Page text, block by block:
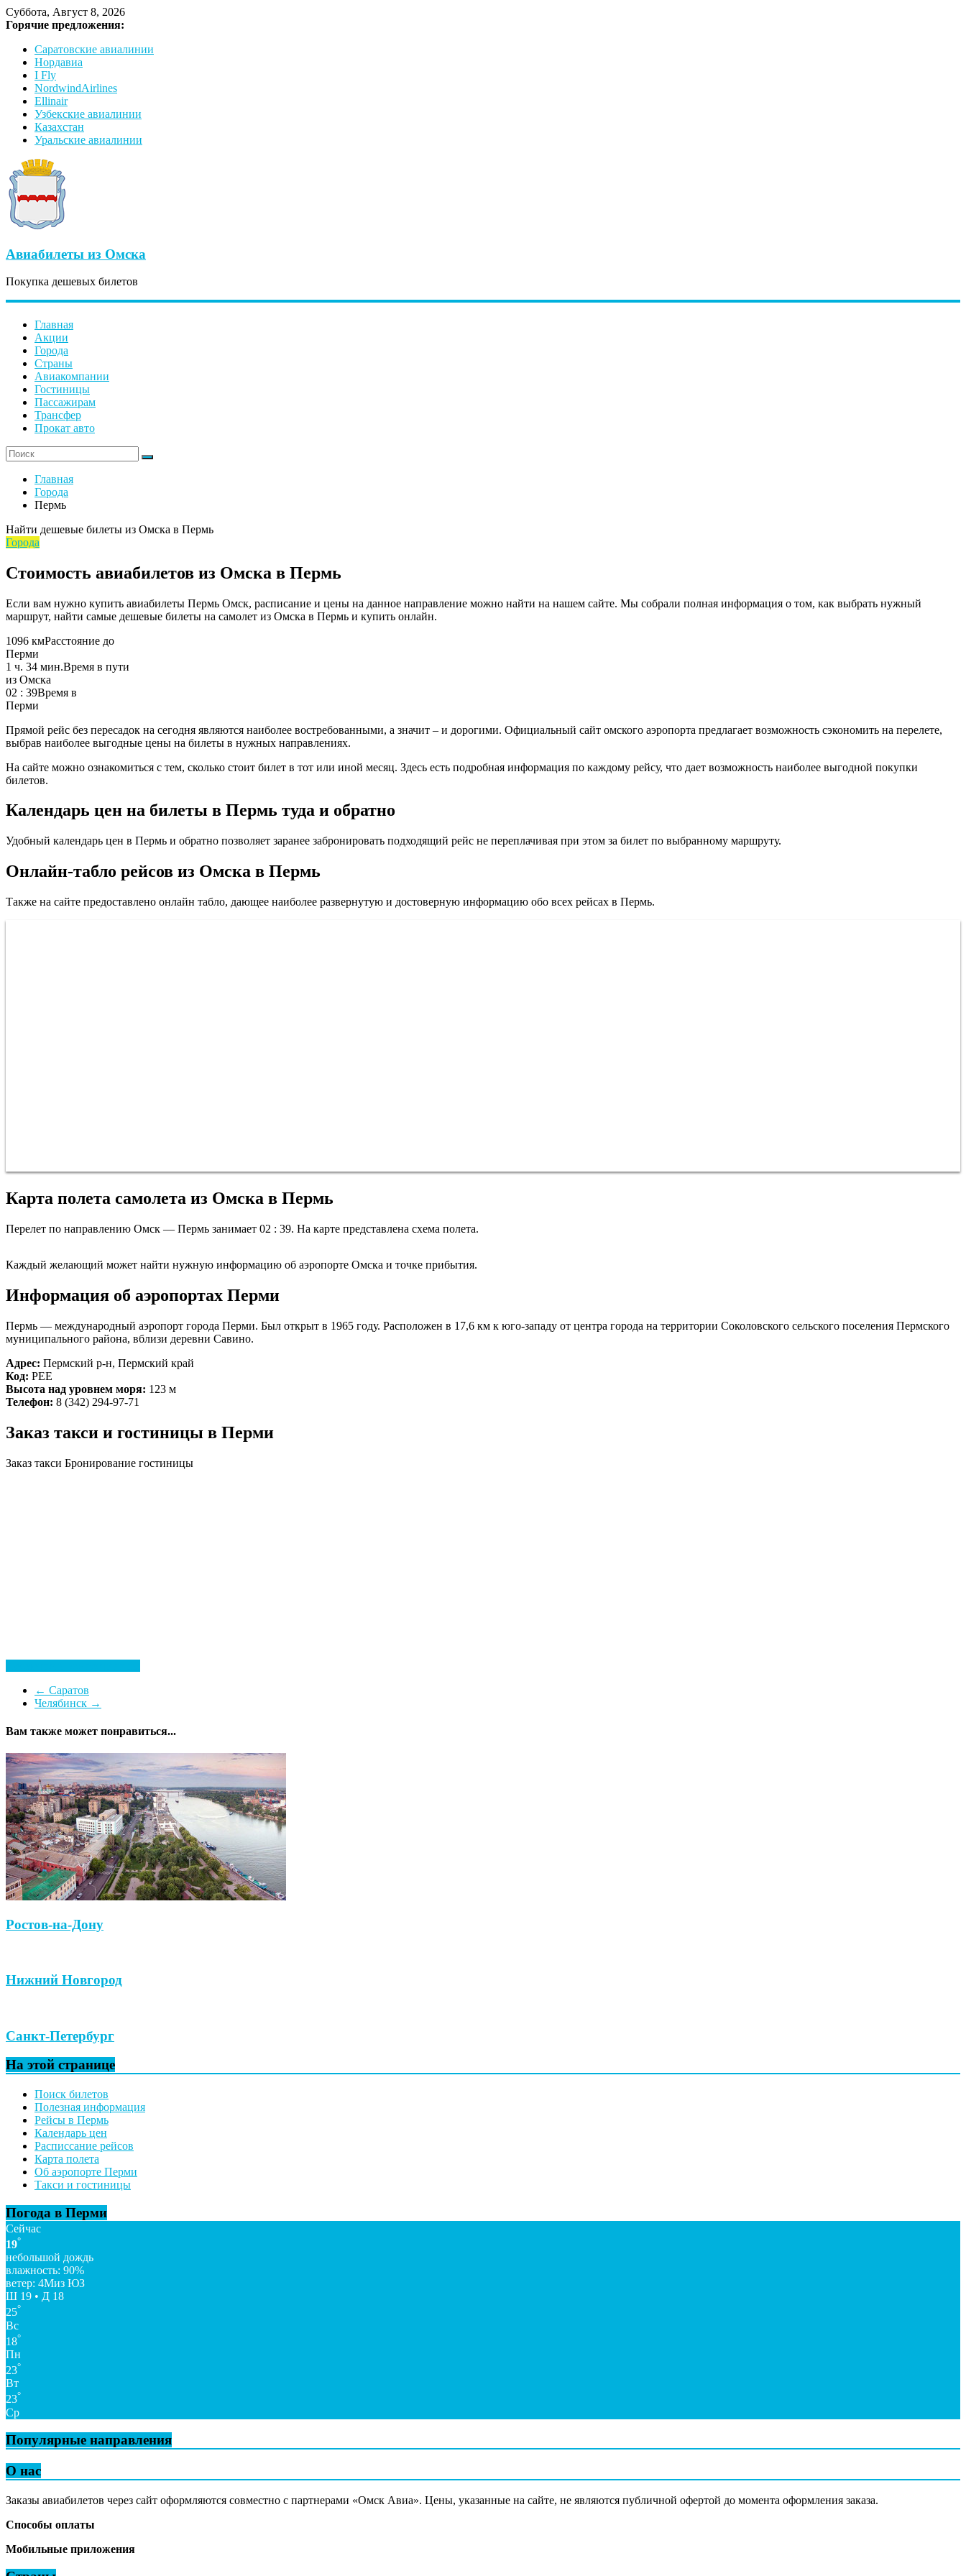
Суббота, Август 8, 2026
Горячие предложения:
Саратовские авиалинии
Нордавиа
I Fly
NordwindAirlines
Ellinair
Узбекские авиалинии
Казахстан
Уральские авиалинии
Авиабилеты из Омска
Покупка дешевых билетов
Главная
Акции
Города
Страны
Авиакомпании
Гостиницы
Пассажирам
Трансфер
Прокат авто
Главная
Города
Пермь
Найти дешевые билеты из Омска в Пермь
Города
Стоимость авиабилетов из Омска в Пермь
Если вам нужно купить авиабилеты Пермь Омск, расписание и цены на данное направление можно найти на нашем сайте. Мы собрали полная информация о том, как выбрать нужный
маршрут, найти самые дешевые билеты на самолет из Омска в Пермь и купить онлайн.
1096 кмРасстояние до
Перми
1 ч. 34 мин.Время в пути
из Омска
02 : 39Время в
Перми
Прямой рейс без пересадок на сегодня являются наиболее востребованными, а значит – и дорогими. Официальный сайт омского аэропорта предлагает возможность сэкономить на перелете,
выбрав наиболее выгодные цены на билеты в нужных направлениях.
На сайте можно ознакомиться с тем, сколько стоит билет в тот или иной месяц. Здесь есть подробная информация по каждому рейсу, что дает возможность наиболее выгодной покупки
билетов.
Календарь цен на билеты в Пермь туда и обратно
Удобный календарь цен в Пермь и обратно позволяет заранее забронировать подходящий рейс не переплачивая при этом за билет по выбранному маршруту.
Онлайн-табло рейсов из Омска в Пермь
Также на сайте предоставлено онлайн табло, дающее наиболее развернутую и достоверную информацию обо всех рейсах в Пермь.
Карта полета самолета из Омска в Пермь
Перелет по направлению Омск — Пермь занимает 02 : 39. На карте представлена схема полета.Омск
Каждый желающий может найти нужную информацию об аэропорте Омска и точке прибытия.
Информация об аэропортах Перми
Пермь — международный аэропорт города Перми. Был открыт в 1965 году. Расположен в 17,6 км к юго-западу от центра города на территории Соколовского сельского поселения Пермского
муниципального района, вблизи деревни Савино.
Адрес: Пермский р-н, Пермский край
Код: PEE
Высота над уровнем моря: 123 м
Телефон: 8 (342) 294-97-71
Заказ такси и гостиницы в Перми
Заказ такси Бронирование гостиницы
← Саратов
Челябинск →
Вам также может понравиться...
Ростов-на-Дону
Нижний Новгород
Санкт-Петербург
На этой странице
Поиск билетов
Полезная информация
Рейсы в Пермь
Календарь цен
Расписсание рейсов
Карта полета
Об аэропорте Перми
Такси и гостиницы
Погода в Перми
Сейчас
19°
небольшой дождь
влажность: 90%
ветер: 4Миз ЮЗ
Ш 19 • Д 18
25°
Вс
18°
Пн
23°
Вт
23°
Ср
Популярные направления
О нас
Заказы авиабилетов через сайт оформляются совместно с партнерами «Омск Авиа». Цены, указанные на сайте, не являются публичной офертой до момента оформления заказа.
Способы оплаты
Мобильные приложения